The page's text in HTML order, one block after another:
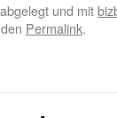
abgelegt und mit
Permalink.